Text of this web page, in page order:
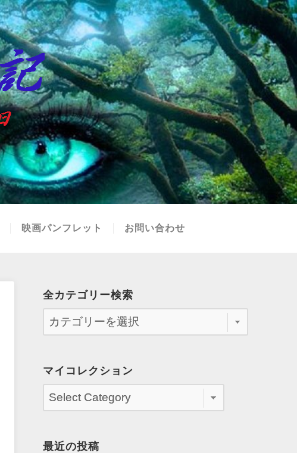
映画パンフレット お問い合わせ
全カテゴリー検索
マイコレクション
最近の投稿